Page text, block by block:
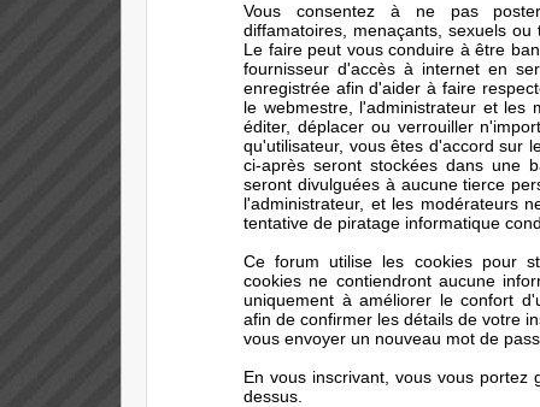
Vous consentez à ne pas
diffamatoires, menaçants, sexuels
Le faire peut vous conduire à être
fournisseur d'accès à internet en
enregistrée afin d'aider à faire
le webmestre, l'administrateur et les
éditer, déplacer ou verrouiller
qu'utilisateur, vous êtes d'accord sur
ci-après seront stockées dans une
seront divulguées à aucune tierce
l'administrateur, et les modérateurs
tentative de piratage informatique
Ce forum utilise les cookies pour
cookies ne contiendront aucune
uniquement à améliorer le confort
afin de confirmer les détails de votre
vous envoyer un nouveau mot de
En vous inscrivant, vous vous
dessus.